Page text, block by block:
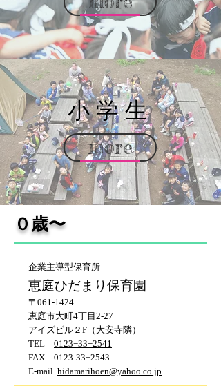
​小学生
more
０歳〜
企業主導型保育所
恵庭ひだまり保育園​
〒061-1424
恵庭市大町4丁目2-27
アイズビル２F（大安寺隣）
TEL 0123−33−2541
FAX 0123-33−2543
​E-mail hidamarihoen@yahoo.co.jp